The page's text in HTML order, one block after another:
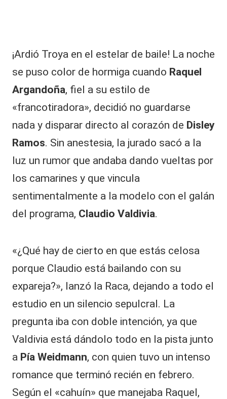
¡Ardió Troya en el estelar de baile! La noche
se puso color de hormiga cuando Raquel
Argandoña, fiel a su estilo de
«francotiradora», decidió no guardarse
nada y disparar directo al corazón de Disley
Ramos. Sin anestesia, la jurado sacó a la
luz un rumor que andaba dando vueltas por
los camarines y que vincula
sentimentalmente a la modelo con el galán
del programa, Claudio Valdivia.
«¿Qué hay de cierto en que estás celosa
porque Claudio está bailando con su
expareja?», lanzó la Raca, dejando a todo el
estudio en un silencio sepulcral. La
pregunta iba con doble intención, ya que
Valdivia está dándolo todo en la pista junto
a Pía Weidmann, con quien tuvo un intenso
romance que terminó recién en febrero.
Según el «cahuín» que manejaba Raquel,